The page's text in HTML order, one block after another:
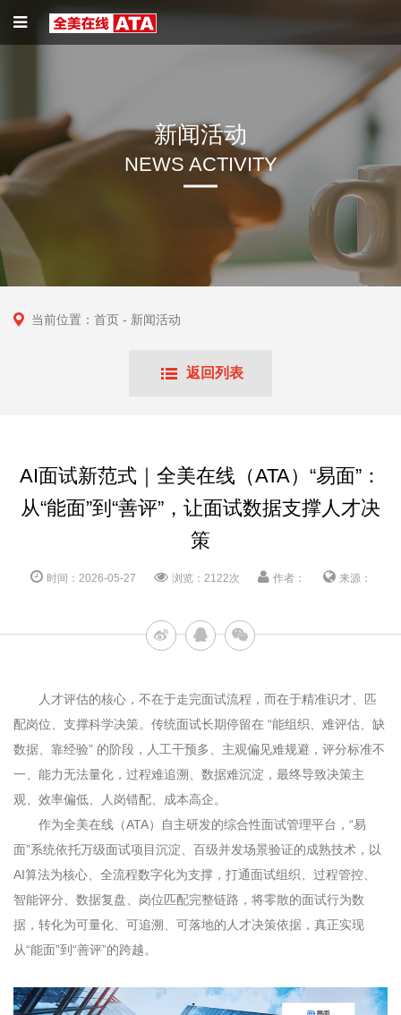
新闻活动
NEWS ACTIVITY
当前位置： 首页 - 新闻活动
返回列表
AI面试新范式｜全美在线（ATA）“易面”：
从“能面”到“善评”，让面试数据支撑人才决
策
时间：2026-05-27 浏览：2122次 作者： 来源：
人才评估的核心，不在于走完面试流程，而在于精准识才、匹
配岗位、支撑科学决策。传统面试长期停留在 “能组织、难评估、缺
数据、靠经验” 的阶段，人工干预多、主观偏见难规避，评分标准不
一、能力无法量化，过程难追溯、数据难沉淀，最终导致决策主
观、效率偏低、人岗错配、成本高企。
作为全美在线（ATA）自主研发的综合性面试管理平台，“易
面”系统依托万级面试项目沉淀、百级并发场景验证的成熟技术，以
AI算法为核心、全流程数字化为支撑，打通面试组织、过程管控、
智能评分、数据复盘、岗位匹配完整链路，将零散的面试行为数
据，转化为可量化、可追溯、可落地的人才决策依据，真正实现
从“能面”到“善评”的跨越。